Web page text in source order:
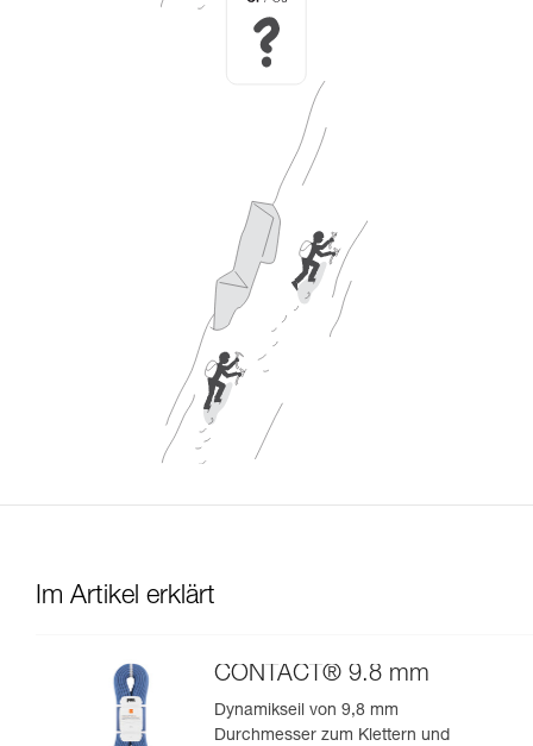
Im Artikel erklärt
CONTACT® 9.8 mm
Dynamikseil von 9,8 mm
Durchmesser zum Klettern und